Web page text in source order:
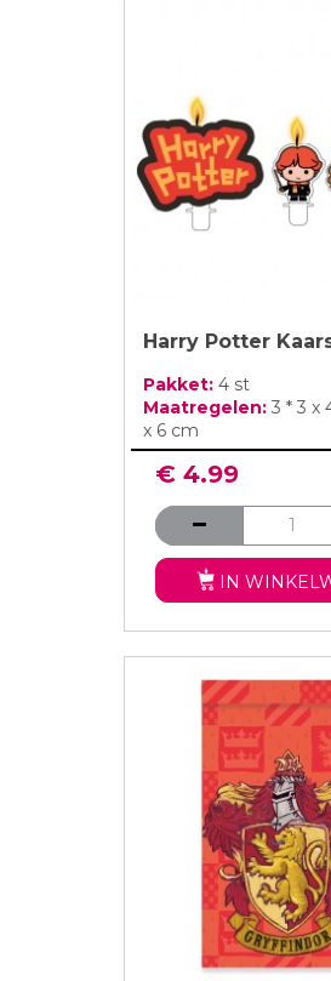
Harry Potter
Pakket: 4 st
Maatregelen: 3 * 3 x
x 6 cm
€ 4.99
IN